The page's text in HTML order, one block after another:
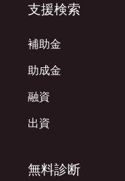
支援検索
補助金
助成金
融資
出資
無料診断